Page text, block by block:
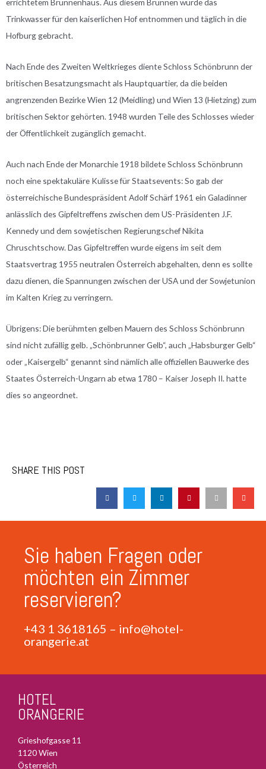
Trinkwasser für den kaiserlichen Hof entnommen und täglich in die
Hofburg gebracht.
Nach Ende des Zweiten Weltkrieges diente Schloss Schönbrunn der
britischen Besatzungsmacht als Hauptquartier, da die beiden
angrenzenden Bezirke Wien 12 (Meidling) und Wien 13 (Hietzing) zum
britischen Sektor gehörten. 1948 wurden Teile des Schlosses wieder
der Öffentlichkeit zugänglich gemacht.
Auch nach Ende der Monarchie 1918 bildete Schloss Schönbrunn
noch eine spektakuläre Kulisse für Staatsevents: So gab der
österreichische Bundespräsident Adolf Schärf 1961 ein Galadinner
anlässlich des Gipfeltreffens zwischen dem US-Präsidenten J.F.
Kennedy und dem sowjetischen Regierungschef Nikita
Chruschtschow. Das Gipfeltreffen wurde eigens im seit dem
Staatsvertrag 1955 neutralen Österreich abgehalten, denn es sollte
dazu dienen, die Spannungen zwischen der USA und der Sowjetunion
im Kalten Krieg zu verringern.
Übrigens: Die berühmten gelben Mauern des Schloss Schönbrunn
sind nicht zufällig gelb. „Schönbrunner Gelb“, auch „Habsburger Gelb“
oder „Kaisergelb“ genannt sind nämlich alle offiziellen Bauwerke des
Staates Österreich-Ungarn ab etwa 1780 – Kaiser Joseph II. hatte
dies so angeordnet.
SHARE THIS POST
Sie haben Fragen oder
möchten ein Zimmer
reservieren?
+43 1 3618165 – info@hotel-
orangerie.at
HOTEL
ORANGERIE
Grieshofgasse 11
1120 Wien
Österreich